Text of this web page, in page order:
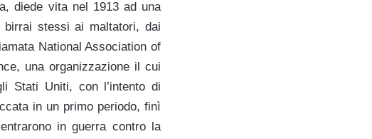
diede vita nel 1913 ad una
stessi ai maltatori, dai
National Association of
una organizzazione il cui
Stati Uniti, con l’intento di
in un primo periodo, finì
in guerra contro la